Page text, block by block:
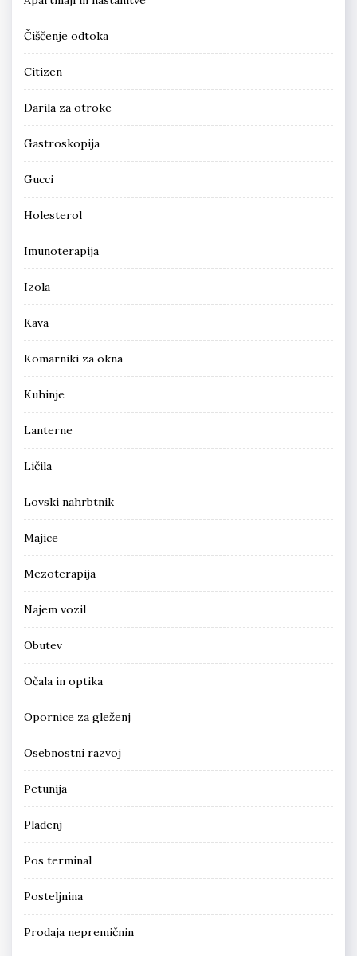
Čiščenje odtoka
Citizen
Darila za otroke
Gastroskopija
Gucci
Holesterol
Imunoterapija
Izola
Kava
Komarniki za okna
Kuhinje
Lanterne
Ličila
Lovski nahrbtnik
Majice
Mezoterapija
Najem vozil
Obutev
Očala in optika
Opornice za gleženj
Osebnostni razvoj
Petunija
Pladenj
Pos terminal
Posteljnina
Prodaja nepremičnin